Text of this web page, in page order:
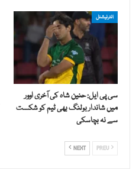
انٹرنیشنل
سی پی ایل: حنین شاہ کی آخری اوور
میں شاندار بولنگ بھی ٹیم کو شکست
سے نہ بچاسکی
NEXT